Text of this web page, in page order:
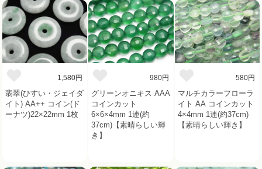
1,580円
翡翠(ひすい・ジェイダ
イト) AA++ コイン(ド
ーナツ)22×22mm 1枚
980円
グリーンオニキス AAA
コインカット
6×6×4mm 1連(約
37cm)【素晴らしい輝
き】
580円
マルチカラーフローラ
イト AA コインカット
4×4mm 1連(約37cm)
【素晴らしい輝き】